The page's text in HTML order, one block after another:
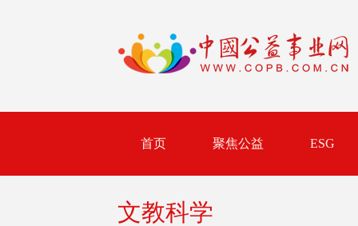
首页 聚焦公益 ESG
文教科学